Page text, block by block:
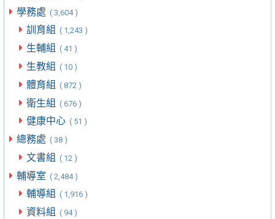
學務處 ( 3,604 )
訓育組 ( 1,243 )
生輔組 ( 41 )
生教組 ( 10 )
體育組 ( 872 )
衛生組 ( 676 )
健康中心 ( 51 )
總務處 ( 38 )
文書組 ( 12 )
輔導室 ( 2,484 )
輔導組 ( 1,916 )
資料組 ( 94 )